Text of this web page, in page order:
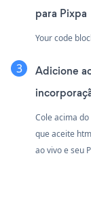
para Pixpa
Your code
Adicione
Cole acima
que aceite
ao vivo e seu